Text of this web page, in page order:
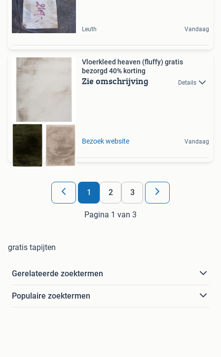
Leuth Vandaag
Vloerkleed heaven (fluffy) gratis
bezorgd 40% korting
Zie omschrijving Details
Bezoek website Vandaag
1 2 3
Pagina 1 van 3
gratis tapijten
Gerelateerde zoektermen
Populaire zoektermen